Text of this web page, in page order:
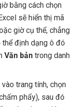
bằng cách chọn
sẽ hiển thị mã
giờ cụ thể, chẳng
thể định dạng ô đó
Văn bản trong danh
trang tính, chọn
phẩy), sau đó